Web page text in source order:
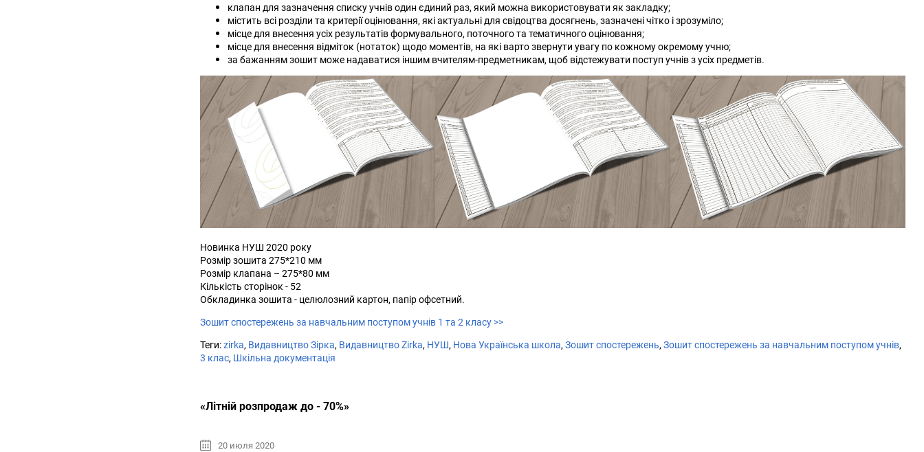
клапан для зазначення списку учнів один єдиний раз, який можна використовувати як закладку;
містить всі розділи та критерії оцінювання, які актуальні для свідоцтва досягнень, зазначені чітко і зрозуміло;
місце для внесення усіх результатів формувального, поточного та тематичного оцінювання;
місце для внесення відміток (нотаток) щодо моментів, на які варто звернути увагу по кожному окремому учню;
за бажанням зошит може надаватися іншим вчителям-предметникам, щоб відстежувати поступ учнів з усіх предметів.
Новинка НУШ 2020 року
Розмір зошита 275*210 мм
Розмір клапана – 275*80 мм
Кількість сторінок - 52
Обкладинка зошита - целюлозний картон, папір офсетний.
Зошит спостережень за навчальним поступом учнів 1 та 2 класу >>
Теги:zirka, Видавництво Зірка, Видавництво Zirka, НУШ, Нова Українська школа,Зошит спостережень,Зошит спостережень за навчальним поступом учнів,
3 клас, Шкільна документація
«Літній розпродаж до - 70%»
20 июля 2020